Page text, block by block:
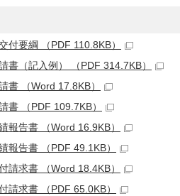
付要綱 （PDF 110.8KB）
書（記入例） （PDF 314.7KB）
書 （Word 17.8KB）
書 （PDF 109.7KB）
報告書 （Word 16.9KB）
報告書 （PDF 49.1KB）
請求書 （Word 18.4KB）
請求書 （PDF 65.0KB）